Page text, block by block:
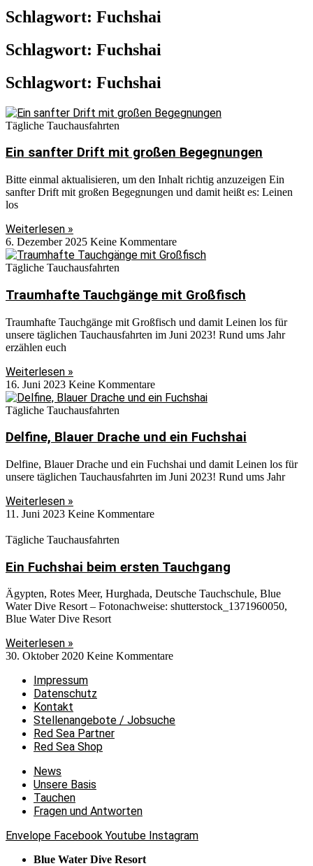
Schlagwort: Fuchshai
Schlagwort: Fuchshai
Schlagwort: Fuchshai
Tägliche Tauchausfahrten
Ein sanfter Drift mit großen Begegnungen
Bitte einmal aktualisieren, um den Inhalt richtig anzuzeigen Ein
sanfter Drift mit großen Begegnungen und damit heißt es: Leinen
los
Weiterlesen »
6. Dezember 2025 Keine Kommentare
Tägliche Tauchausfahrten
Traumhafte Tauchgänge mit Großfisch
Traumhafte Tauchgänge mit Großfisch und damit Leinen los für
unsere täglichen Tauchausfahrten im Juni 2023! Rund ums Jahr
erzählen euch
Weiterlesen »
16. Juni 2023 Keine Kommentare
Tägliche Tauchausfahrten
Delfine, Blauer Drache und ein Fuchshai
Delfine, Blauer Drache und ein Fuchshai und damit Leinen los für
unsere täglichen Tauchausfahrten im Juni 2023! Rund ums Jahr
Weiterlesen »
11. Juni 2023 Keine Kommentare
Tägliche Tauchausfahrten
Ein Fuchshai beim ersten Tauchgang
Ägypten, Rotes Meer, Hurghada, Deutsche Tauchschule, Blue
Water Dive Resort – Fotonachweise: shutterstock_1371960050,
Blue Water Dive Resort
Weiterlesen »
30. Oktober 2020 Keine Kommentare
Impressum
Datenschutz
Kontakt
Stellenangebote / Jobsuche
Red Sea Partner
Red Sea Shop
News
Unsere Basis
Tauchen
Fragen und Antworten
Envelope Facebook Youtube Instagram
Blue Water Dive Resort